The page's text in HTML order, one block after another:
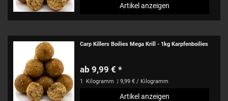
Artikel anzeigen
Carp Killers Boilies Mega Krill - 1kg Karpfenboilies
ab 9,99 € *
1 Kilogramm | 9,99 € / Kilogramm
Artikel anzeigen